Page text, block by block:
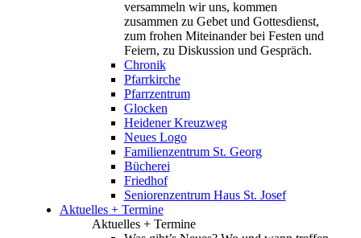
versammeln wir uns, kommen
zusammen zu Gebet und Gottesdienst,
zum frohen Miteinander bei Festen und
Feiern, zu Diskussion und Gespräch.
Chronik
Pfarrkirche
Pfarrzentrum
Glocken
Heidener Kreuzweg
Neues Logo
Familienzentrum St. Georg
Bücherei
Friedhof
Seniorenzentrum Haus St. Josef
Aktuelles + Termine
Aktuelles + Termine